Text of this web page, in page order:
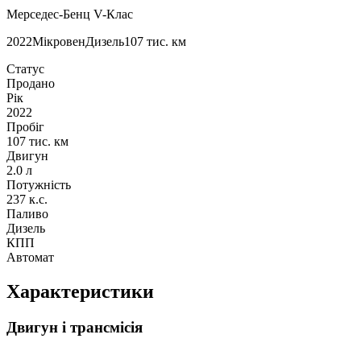
Мерседес-Бенц V-Клас
2022МікровенДизель107 тис. км
Статус
Продано
Рік
2022
Пробіг
107 тис. км
Двигун
2.0 л
Потужність
237 к.с.
Паливо
Дизель
КПП
Автомат
Характеристики
Двигун і трансмісія